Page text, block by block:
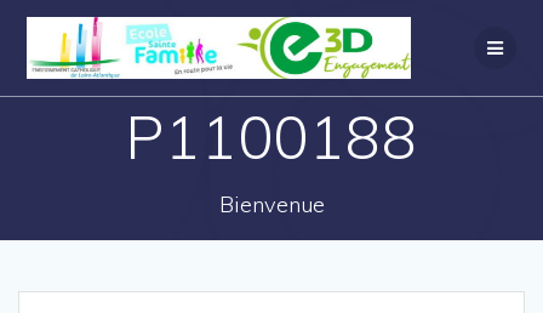
P1100188
Bienvenue